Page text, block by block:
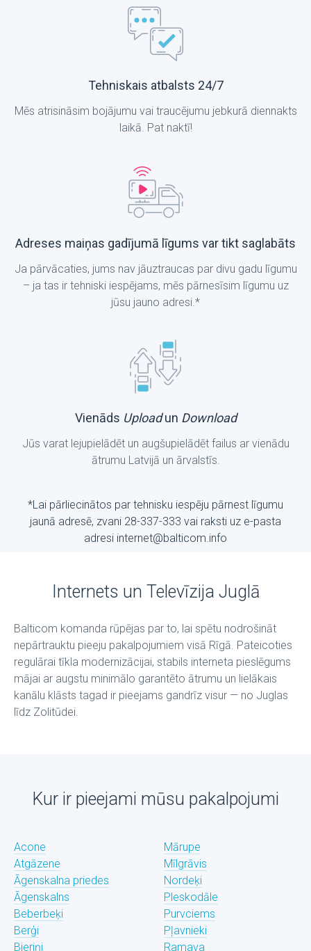
Tehniskais atbalsts 24/7
Mēs atrisināsim bojājumu vai traucējumu jebkurā diennakts
laikā. Pat naktī!
Adreses maiņas gadījumā līgums var tikt saglabāts
Ja pārvācaties, jums nav jāuztraucas par divu gadu līgumu
– ja tas ir tehniski iespējams, mēs pārnesīsim līgumu uz
jūsu jauno adresi.*
Vienāds Uploadun Download
Jūs varat lejupielādēt un augšupielādēt failus ar vienādu
ātrumu Latvijā un ārvalstīs.
*Lai pārliecinātos par tehnisku iespēju pārnest līgumu
jaunā adresē, zvani 28-337-333 vai raksti uz е-pasta
adresi internet@balticom.info
Internets un Televīzija Juglā
Balticom komanda rūpējas par to, lai spētu nodrošināt
nepārtrauktu pieeju pakalpojumiem visā Rīgā. Pateicoties
regulārai tīkla modernizācijai, stabils interneta pieslēgums
mājai ar augstu minimālo garantēto ātrumu un lielākais
kanālu klāsts tagad ir pieejams gandrīz visur — no Juglas
līdz Zolitūdei.
Kur ir pieejami mūsu pakalpojumi
Acone
Atgāzene
Āgenskalna priedes
Āgenskalns
Beberbeķi
Berģi
Bieriņi
Mārupe
Mīlgrāvis
Nordeķi
Pleskodāle
Purvciems
Pļavnieki
Ramava